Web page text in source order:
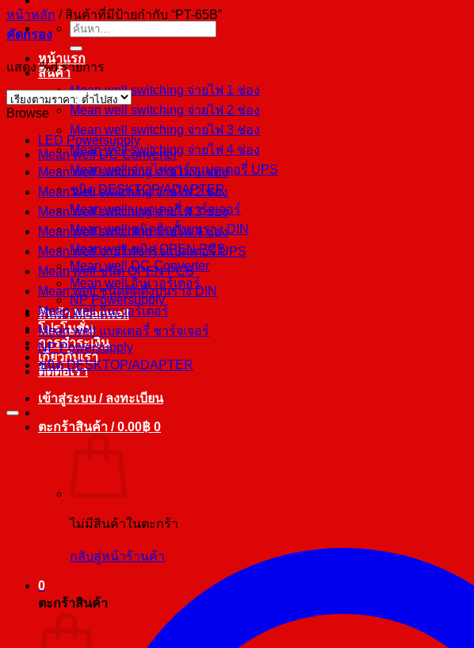
ค้นหา:
หน้าแรก
สินค้า
Mean well switching จ่ายไฟ 1 ช่อง
Mean well switching จ่ายไฟ 2 ช่อง
Mean well switching จ่ายไฟ 3 ช่อง
Mean well switching จ่ายไฟ 4 ช่อง
Mean well จ่ายไฟชาร์จแบตเตอรี่ UPS
ชนิด DESKTOP/ADAPTER
Mean well แบตเตอรี่ ชาร์จเจอร์
Mean well ชนิดติดตั้งบนราง DIN
Mean well ชนิด OPEN PCB
Mean well DC-Converter
Mean well อินเวอร์เตอร์
NP Powersupply
สินค้า Meanwell
โปรโมชั่น
การชำระเงิน
เกี่ยวกับเรา
ติดต่อเรา
เข้าสู่ระบบ / ลงทะเบียน
ตะกร้าสินค้า /0.00฿ 0
ไม่มีสินค้าในตะกร้า
กลับสู่หน้าร้านค้า
0
ตะกร้าสินค้า
หน้าหลัก /สินค้าที่มีป้ายกำกับ “PT-65B”
คัดกรอง
แสดง %d รายการ
Browse
LED Powersupply
Mean well DC-Converter
Mean well switching จ่ายไฟ 1 ช่อง
Mean well switching จ่ายไฟ 2 ช่อง
Mean well switching จ่ายไฟ 3 ช่อง
Mean well switching จ่ายไฟ 4 ช่อง
Mean well จ่ายไฟชาร์จแบตเตอรี่ UPS
Mean well ชนิด OPEN PCB
Mean well ชนิดติดตั้งบนราง DIN
Mean well อินเวอร์เตอร์
Mean well แบตเตอรี่ ชาร์จเจอร์
NP Powersupply
ชนิด DESKTOP/ADAPTER